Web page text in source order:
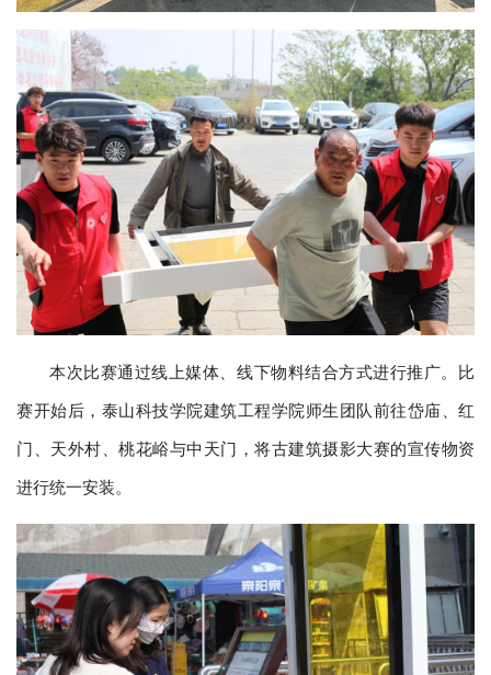
本次比赛通过线上媒体、线下物料结合方式进行推广。比
赛开始后，泰山科技学院建筑工程学院师生团队前往岱庙、红
门、天外村、桃花峪与中天门，将古建筑摄影大赛的宣传物资
进行统一安装。